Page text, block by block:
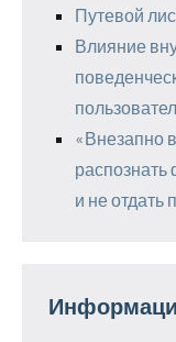
Путевой
Влияние
«Внезапно
распознать
и не отдать